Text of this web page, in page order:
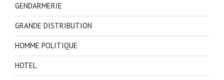
GENDARMERIE
GRANDE DISTRIBUTION
HOMME POLITIQUE
HOTEL